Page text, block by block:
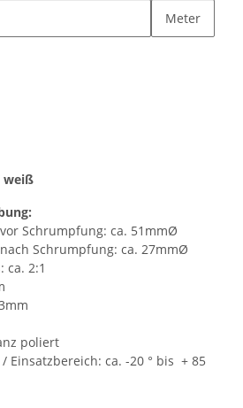
Meter
weiß
Schrumpfung: ca. 51mmØ
Schrumpfung: ca. 27mmØ
ca. 2:1
poliert
Einsatzbereich: ca. -20 ° bis + 85